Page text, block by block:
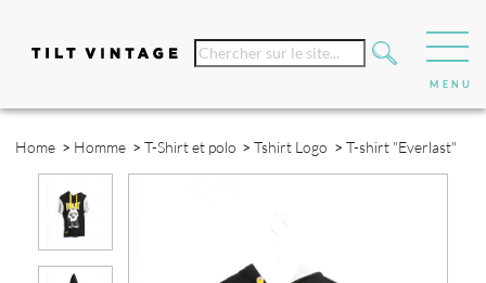
Home > Homme > T-Shirt et polo >Tshirt Logo >T-shirt "Everlast"